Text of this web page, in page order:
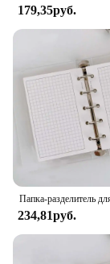
179,35руб.
234,81руб.